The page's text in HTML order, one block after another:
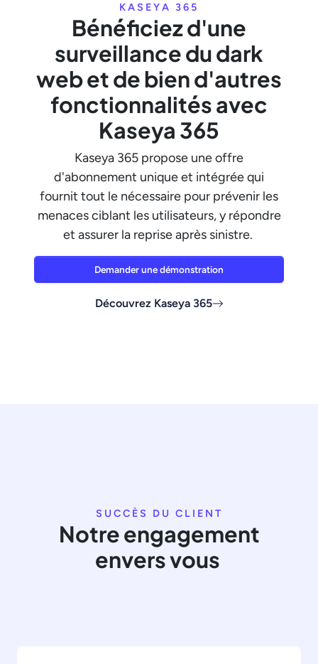
KASEYA 365
Bénéficiez d'une
surveillance du dark
web et de bien d'autres
fonctionnalités avec
Kaseya 365
Kaseya 365 propose une offre
d'abonnement unique et intégrée qui
fournit tout le nécessaire pour prévenir les
menaces ciblant les utilisateurs, y répondre
et assurer la reprise après sinistre.
Demander une démonstration
Découvrez Kaseya 365
SUCCÈS DU CLIENT
Notre engagement
envers vous